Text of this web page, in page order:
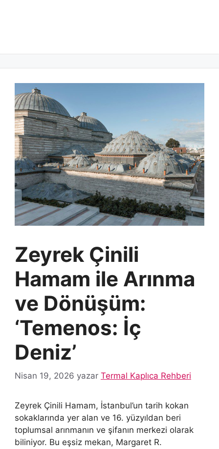
Zeyrek Çinili
Hamam ile Arınma
ve Dönüşüm:
‘Temenos: İç
Deniz’
Nisan 19, 2026 yazar Termal Kaplıca Rehberi
Zeyrek Çinili Hamam, İstanbul’un tarih kokan
sokaklarında yer alan ve 16. yüzyıldan beri
toplumsal arınmanın ve şifanın merkezi olarak
biliniyor. Bu eşsiz mekan, Margaret R.